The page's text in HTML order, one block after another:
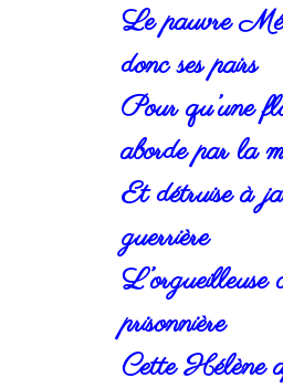
Le pauvre
donc ses pairs
Pour qu’une
aborde par la
Et détruise à
guerrière
L’orgueilleuse
prisonnière
Cette Hélène